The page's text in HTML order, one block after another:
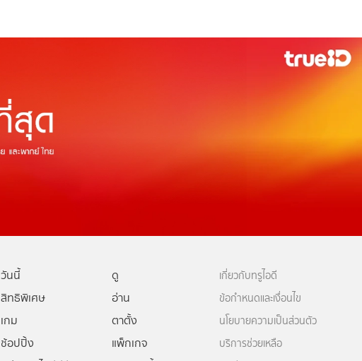
วันนี้
ดู
สิทธิพิเศษ
อ่าน
เกม
ตาตั้ง
ช้อปปิ้ง
แพ็กเกจ
เกี่ยวกับทรูไอดี
ข้อกำหนดและเงื่อนไข
นโยบายความเป็นส่วนตัว
บริการช่วยเหลือ